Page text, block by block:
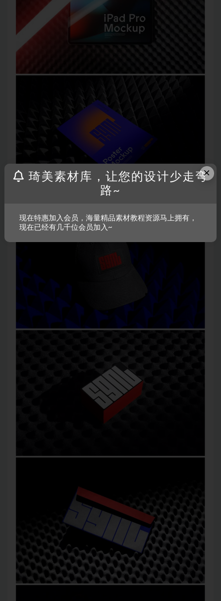
×
琦美素材库，让您的设计少走弯
路~
现在特惠加入会员，海量精品素材教程资源马上拥有，
现在已经有几千位会员加入~